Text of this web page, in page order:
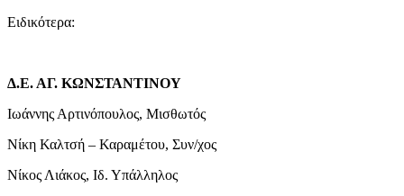
Ειδικότερα:
Δ.Ε. ΑΓ. ΚΩΝΣΤΑΝΤΙΝΟΥ
Ιωάννης Αρτινόπουλος, Μισθωτός
Νίκη Καλτσή – Καραμέτου, Συν/χος
Νίκος Λιάκος, Ιδ. Υπάλληλος